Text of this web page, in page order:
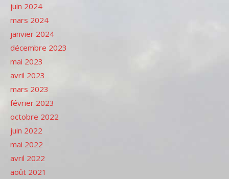
juin 2024
mars 2024
janvier 2024
décembre 2023
mai 2023
avril 2023
mars 2023
février 2023
octobre 2022
juin 2022
mai 2022
avril 2022
août 2021